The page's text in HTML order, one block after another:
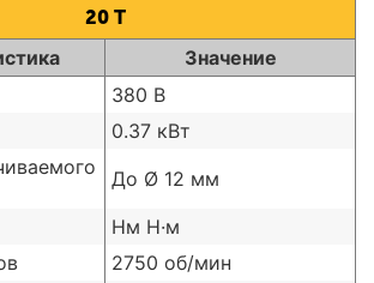
20 T
Значение
380 В
0.37 кВт
До Ø 12 мм
Нм H·м
2750 об/мин